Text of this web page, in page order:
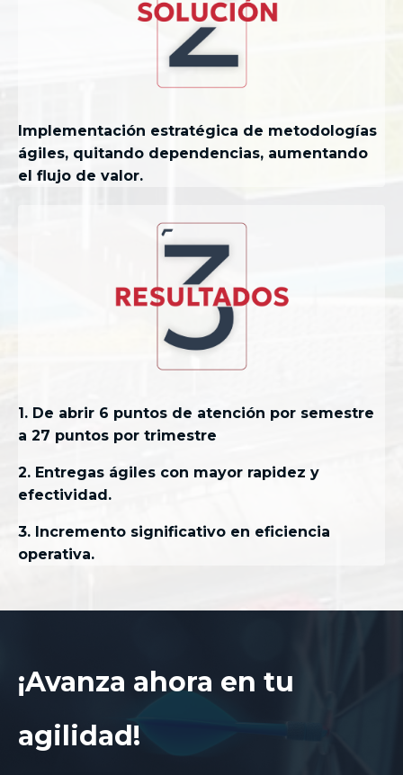
Implementación estratégica de metodologías
ágiles, quitando dependencias, aumentando
el flujo de valor.
1. De abrir 6 puntos de atención por semestre
a 27 puntos por trimestre
2. Entregas ágiles con mayor rapidez y
efectividad.
3. Incremento significativo en eficiencia
operativa.
¡Avanza ahora en tu
agilidad!